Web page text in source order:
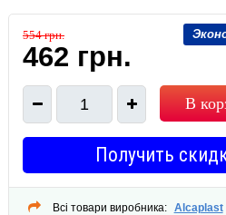
554 грн.
462 грн.
1 В
Получить
Всі товари виробника: Alcaplast